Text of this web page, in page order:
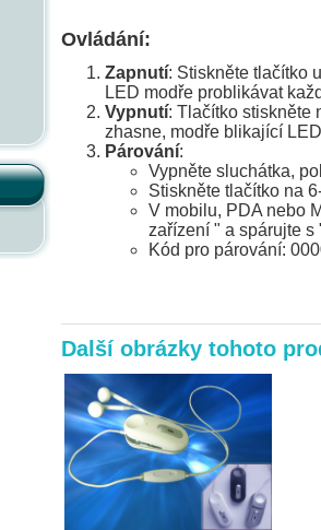
Ovládání:
Zapnutí: Stiskněte tlačítko
LED modře problikávat
Vypnutí: Tlačítko stiskněte
zhasne, modře blikající
Párování:
Vypněte sluchátka,
Stiskněte tlačítko na
V mobilu, PDA nebo
zařízení " a spárujte s
Kód pro párování:
Další obrázky tohoto